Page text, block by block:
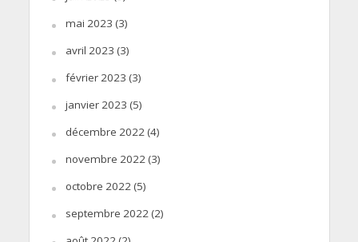
mai 2023 (3)
avril 2023 (3)
février 2023 (3)
janvier 2023 (5)
décembre 2022(4)
novembre 2022(3)
octobre 2022(5)
septembre 2022(2)